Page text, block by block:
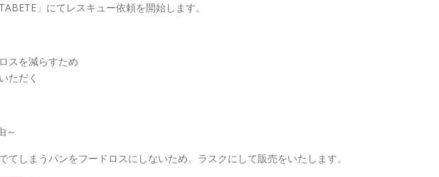
」にてレスキュー依頼を開始します。
スを減らすため
ただく
～
てしまうパンをフードロスにしないため、ラスクにして販売をいたします。